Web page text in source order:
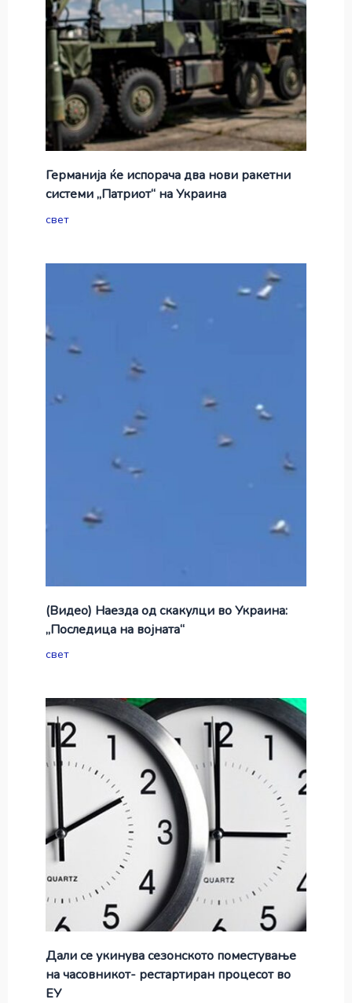
Германија ќе испорача два нови ракетни
системи „Патриот“ на Украина
свет
(Видео) Наезда од скакулци во Украина:
„Последица на војната“
свет
Дали се укинува сезонското поместување
на часовникот- рестартиран процесот во
ЕУ